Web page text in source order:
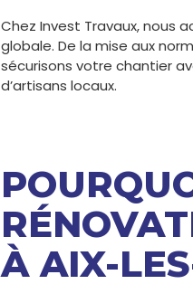
Chez Invest Travaux, nous
globale. De la mise aux
sécurisons votre chantier
d’artisans locaux.
À AIX-